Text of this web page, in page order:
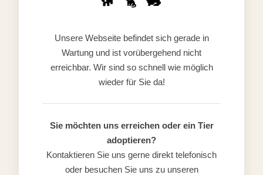
Unsere Webseite befindet sich gerade in
Wartung und ist vorübergehend nicht
erreichbar. Wir sind so schnell wie möglich
wieder für Sie da!
Sie möchten uns erreichen oder ein Tier
adoptieren?
Kontaktieren Sie uns gerne direkt telefonisch
oder besuchen Sie uns zu unseren